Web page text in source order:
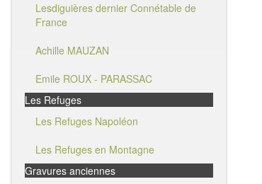
Lesdiguières dernier Connétable de
France
Achille MAUZAN
Emile ROUX - PARASSAC
Les Refuges
Les Refuges Napoléon
Les Refuges en Montagne
Gravures anciennes